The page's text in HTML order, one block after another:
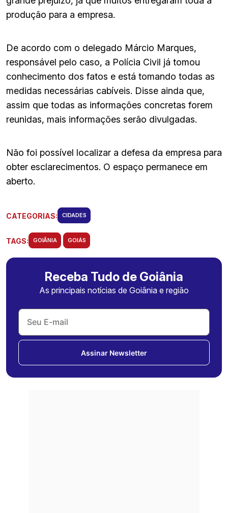
produção para a empresa.
De acordo com o delegado Márcio Marques,
responsável pelo caso, a Polícia Civil já tomou
conhecimento dos fatos e está tomando todas as
medidas necessárias cabíveis. Disse ainda que,
assim que todas as informações concretas forem
reunidas, mais informações serão divulgadas.
Não foi possível localizar a defesa da empresa para
obter esclarecimentos. O espaço permanece em
aberto.
CATEGORIAS: CIDADES
TAGS: GOIÂNIA GOIÁS
Receba Tudo de Goiânia
As principais notícias de Goiânia e região
Assinar Newsletter